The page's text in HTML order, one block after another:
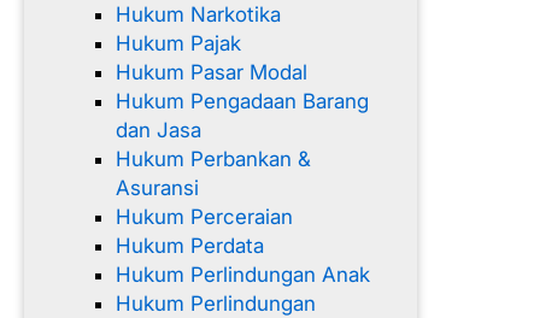
Hukum Narkotika
Hukum Pajak
Hukum Pasar Modal
Hukum Pengadaan Barang
dan Jasa
Hukum Perbankan &
Asuransi
Hukum Perceraian
Hukum Perdata
Hukum Perlindungan Anak
Hukum Perlindungan